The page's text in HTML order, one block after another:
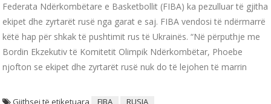
Federata Ndërkombëtare e Basketbollit (FIBA) ka pezulluar të gjitha
ekipet dhe zyrtarët rusë nga garat e saj. FIBA vendosi të ndërmarrë
këtë hap për shkak të pushtimit rus të Ukrainës. “Në përputhje me
Bordin Ekzekutiv të Komitetit Olimpik Ndërkombëtar, Phoebe
njofton se ekipet dhe zyrtarët rusë nuk do të lejohen të marrin
Gjithsej të etiketuara FIBA RUSIA